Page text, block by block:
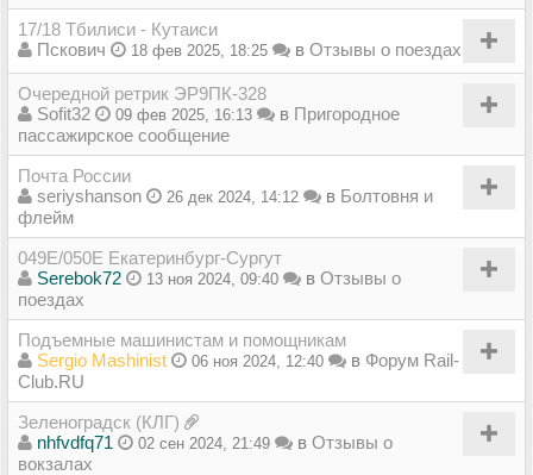
17/18 Тбилиси - Кутаиси
Пскович
18 фев 2025, 18:25 в Отзывы о поездах
Очередной ретрик ЭР9ПК-328
Sofit32
09 фев 2025, 16:13 в Пригородное
пассажирское сообщение
Почта России
seriyshanson
26 дек 2024, 14:12 в Болтовня и
флейм
049Е/050Е Екатеринбург-Сургут
Serebok72
13 ноя 2024, 09:40 в Отзывы о
поездах
Подъемные машинистам и помощникам
Sergio Mashinist
06 ноя 2024, 12:40 в Форум Rail-
Club.RU
Зеленоградск (КЛГ)
nhfvdfq71
02 сен 2024, 21:49 в Отзывы о
вокзалах